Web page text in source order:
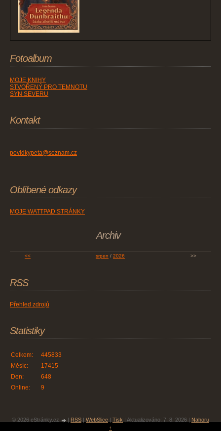
Fotoalbum
MOJE KNIHY
STVOŘENÝ PRO TEMNOTU
SYN SEVERU
Kontakt
povidkypeta@seznam.cz
Oblíbené odkazy
MOJE WATTPAD STRÁNKY
Archiv
<< srpen / 2026 >>
RSS
Přehled zdrojů
Statistiky
Online: 9
Celkem:
445833
Měsíc:
17415
Den:
648
© 2026 eStránky.cz RSS WebSlice Tisk Aktualizováno: 7. 8. 2026
Nahoru
↑